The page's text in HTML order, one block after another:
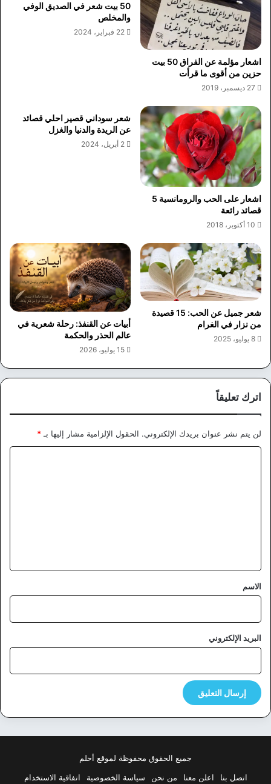
اشعار مؤلمة عن الفراق 50 بيت
حزين من أقوى ما قرأت
27 ديسمبر، 2019
50 بيت شعر في الصديق الوفي
والمخلص
22 فبراير، 2024
اشعار على الحب والرومانسية 5
قصائد رائعة
10 أكتوبر، 2018
شعر سوداني قصير احلي قصائد
عن الريدة والدنيا والغزل
2 أبريل، 2024
شعر جميل عن الحب: 15 قصيدة
من نزار في الغرام
8 يوليو، 2025
أبيات عن القنفذ: رحلة شعرية في
عالم الحذر والحكمة
15 يوليو، 2026
اترك تعليقاً
لن يتم نشر عنوان بريدك الإلكتروني. الحقول الإلزامية مشار إليها بـ *
*
الاسم
البريد الإلكتروني
جميع الحقوق محفوظة لموقع أحلم
اتصل بنا
اعلن معنا من نحن سياسة الخصوصية اتفاقية الاستخدام